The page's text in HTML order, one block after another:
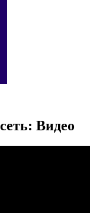
Видео